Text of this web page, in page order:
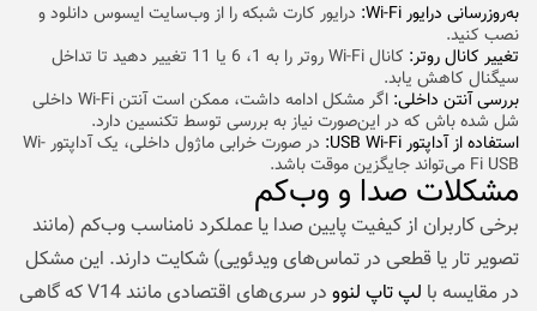
به‌روزرسانی درایور Wi-Fi:
درایور کارت شبکه را از وب‌سایت ایسوس دانلود و
نصب کنید.
تغییر کانال روتر:
کانال Wi-Fi روتر را به 1، 6 یا 11 تغییر دهید تا تداخل
سیگنال کاهش یابد.
بررسی آنتن داخلی:
اگر مشکل ادامه داشت، ممکن است آنتن Wi-Fi داخلی
شل شده باش که در این‌صورت نیاز به بررسی توسط تکنسین دارد.
استفاده از آداپتور USB Wi-Fi:
در صورت خرابی ماژول داخلی، یک آداپتور Wi-
Fi USB می‌تواند جایگزین موقت باشد.
مشکلات صدا و وب‌کم
برخی کاربران از کیفیت پایین صدا یا عملکرد نامناسب وب‌کم (مانند
تصویر تار یا قطعی در تماس‌های ویدئویی) شکایت دارند. این مشکل
در مقایسه با لپ تاپ لنوو
در سری‌های اقتصادی مانند V14 که گاهی